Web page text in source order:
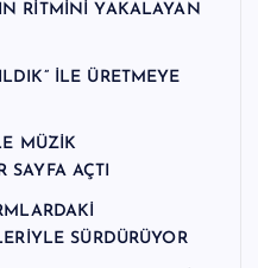
RİTMİNİ YAKALAYAN
İLE ÜRETMEYE
MÜZİK
SAYFA AÇTI
SÜRDÜRÜYOR